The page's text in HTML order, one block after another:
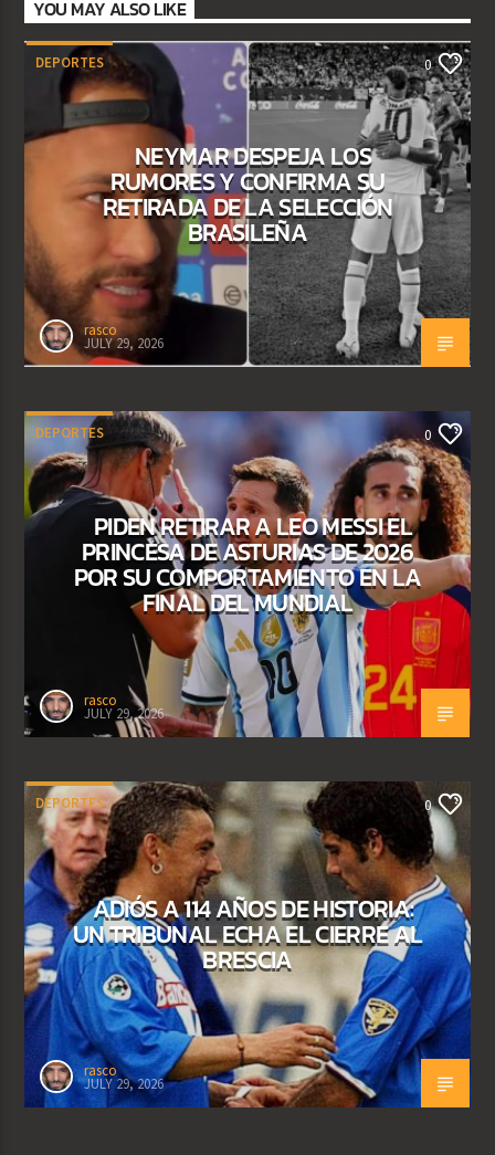
YOU MAY ALSO LIKE
DEPORTES 0
NEYMAR DESPEJA LOS
RUMORES Y CONFIRMA SU
RETIRADA DE LA SELECCIÓN
BRASILEÑA
rasco
JULY 29, 2026
DEPORTES 0
PIDEN RETIRAR A LEO MESSI EL
PRINCESA DE ASTURIAS DE 2026
POR SU COMPORTAMIENTO EN LA
FINAL DEL MUNDIAL
rasco
JULY 29, 2026
DEPORTES 0
ADIÓS A 114 AÑOS DE HISTORIA:
UN TRIBUNAL ECHA EL CIERRE AL
BRESCIA
rasco
JULY 29, 2026